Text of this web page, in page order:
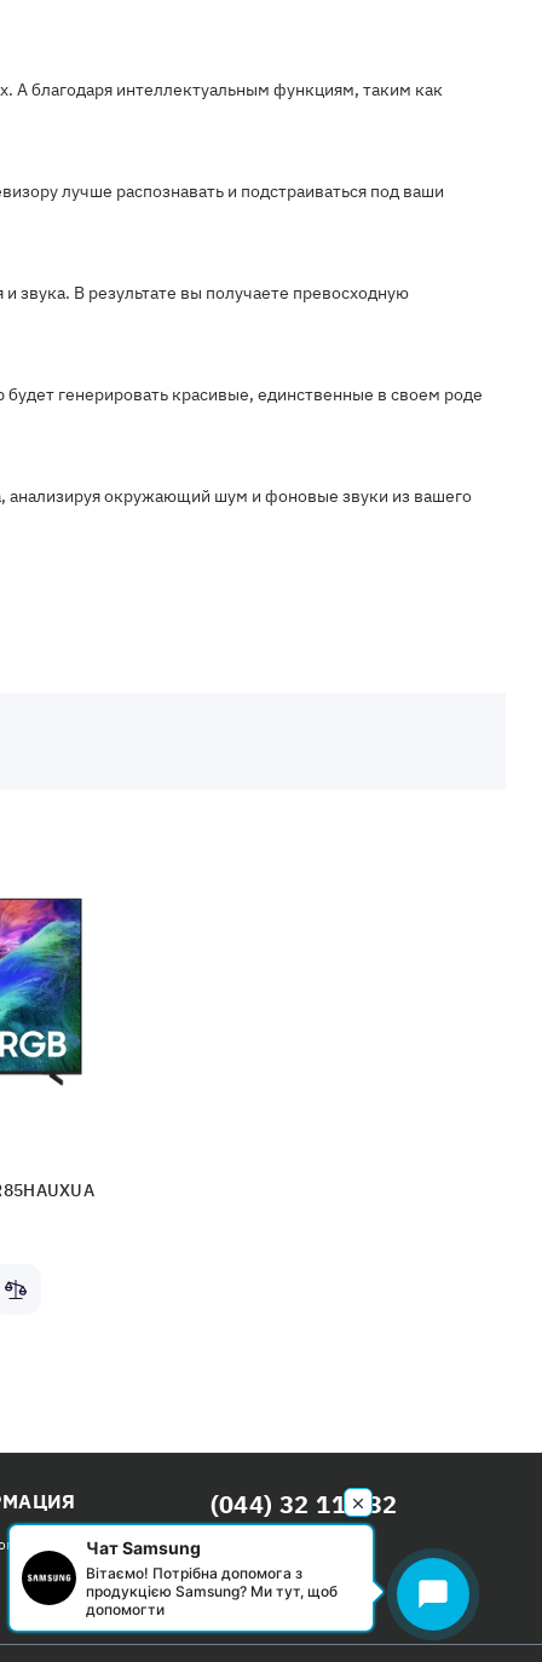
А благодаря интеллектуальным функциям, таким как
лучше распознавать и подстраиваться под ваши
звука. В результате вы получаете превосходную
генерировать красивые, единственные в своем роде
анализируя окружающий шум и фоновые звуки из вашего
(044) 32 111 32
Бесплатно по Киеву
Пн-Вс: с 09:00 до 20:00
Чат Samsung
Вітаємо! Потрібна допомога з
продукцією Samsung? Ми тут, щоб
допомогти
chat_bubble